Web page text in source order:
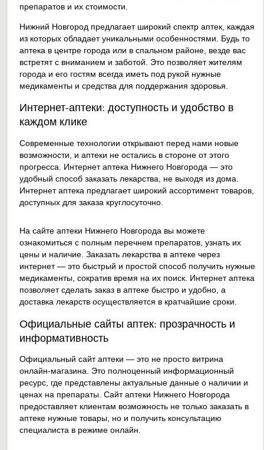
препаратов и их стоимости.
Нижний Новгород предлагает широкий спектр аптек, каждая
из которых обладает уникальными особенностями. Будь то
аптека в центре города или в спальном районе, везде вас
встретят с вниманием и заботой. Это позволяет жителям
города и его гостям всегда иметь под рукой нужные
медикаменты и средства для поддержания здоровья.
Интернет-аптеки: доступность и удобство в
каждом клике
Современные технологии открывают перед нами новые
возможности, и аптеки не остались в стороне от этого
прогресса. Интернет аптека Нижнего Новгорода — это
удобный способ заказать лекарства, не выходя из дома.
Интернет аптека предлагает широкий ассортимент товаров,
доступных для заказа круглосуточно.
На сайте аптеки Нижнего Новгорода вы можете
ознакомиться с полным перечнем препаратов, узнать их
цены и наличие. Заказать лекарства в аптеке через
интернет — это быстрый и простой способ получить нужные
медикаменты, сократив время на их поиск. Интернет аптека
позволяет сделать заказ в аптеке быстро и удобно, а
доставка лекарств осуществляется в кратчайшие сроки.
Официальные сайты аптек: прозрачность и
информативность
Официальный сайт аптеки — это не просто витрина
онлайн-магазина. Это полноценный информационный
ресурс, где представлены актуальные данные о наличии и
ценах на препараты. Сайт аптеки Нижнего Новгорода
предоставляет клиентам возможность не только заказать в
аптеке нужные товары, но и получить консультацию
специалиста в режиме онлайн.